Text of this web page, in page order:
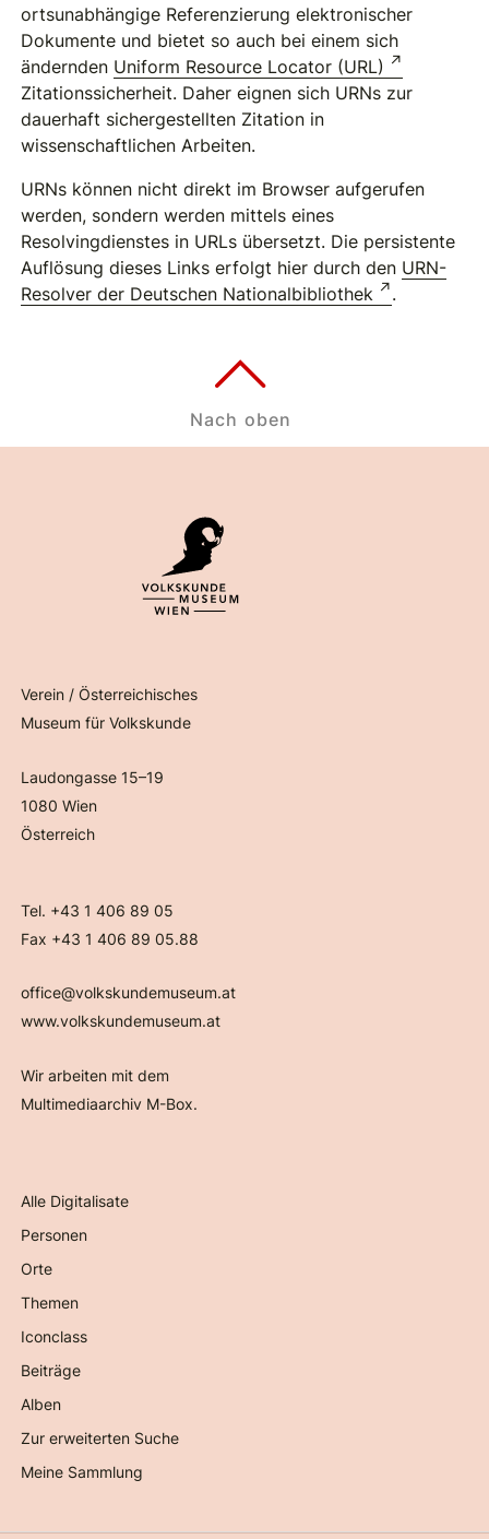
ortsunabhängige Referenzierung elektronischer
Dokumente und bietet so auch bei einem sich
ändernden Uniform Resource Locator (URL)
Zitationssicherheit. Daher eignen sich URNs zur
dauerhaft sichergestellten Zitation in
wissenschaftlichen Arbeiten.
URNs können nicht direkt im Browser aufgerufen
werden, sondern werden mittels eines
Resolvingdienstes in URLs übersetzt. Die persistente
Auflösung dieses Links erfolgt hier durch den URN-
Resolver der Deutschen Nationalbibliothek
.
Verein / Österreichisches
Museum für Volkskunde
Laudongasse 15–19
1080 Wien
Österreich
Tel. +43 1 406 89 05
Fax +43 1 406 89 05.88
office@volkskundemuseum.at
www.volkskundemuseum.at
Wir arbeiten mit dem
Multimediaarchiv M-Box.
Alle Digitalisate
Personen
Orte
Themen
Iconclass
Beiträge
Alben
Zur erweiterten Suche
Meine Sammlung
Nach oben